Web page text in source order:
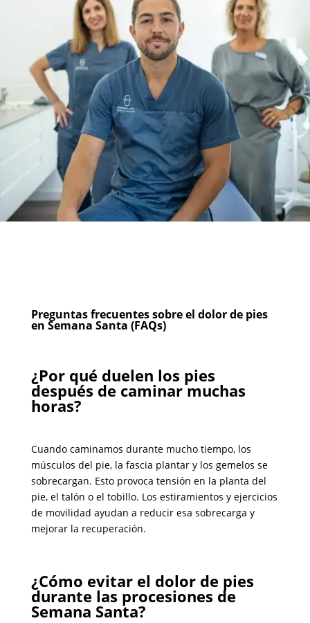
Preguntas frecuentes sobre el dolor de pies
en Semana Santa (FAQs)
¿Por qué duelen los pies
después de caminar muchas
horas?
Cuando caminamos durante mucho tiempo, los
músculos del pie, la fascia plantar y los gemelos se
sobrecargan. Esto provoca tensión en la planta del
pie, el talón o el tobillo. Los estiramientos y ejercicios
de movilidad ayudan a reducir esa sobrecarga y
mejorar la recuperación.
¿Cómo evitar el dolor de pies
durante las procesiones de
Semana Santa?